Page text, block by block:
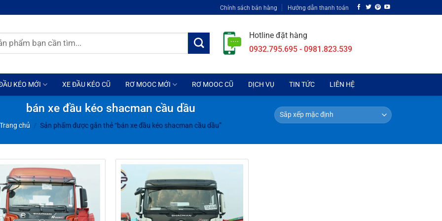
Chính sách bán hàng Hướng dẫn thanh toán
Hotline đặt hàng
0932.795.695 - 0981.823.539
KÉO MỚI XE ĐẦU KÉO CŨ RƠ MOOC MỚI RƠ MOOC CŨ DỊCH VỤ TIN TỨC LIÊN HỆ
bán xe đầu kéo shacman cầu dầu
Trang chủ / Sản phẩm được gắn thẻ “bán xe đầu kéo shacman cầu dầu”